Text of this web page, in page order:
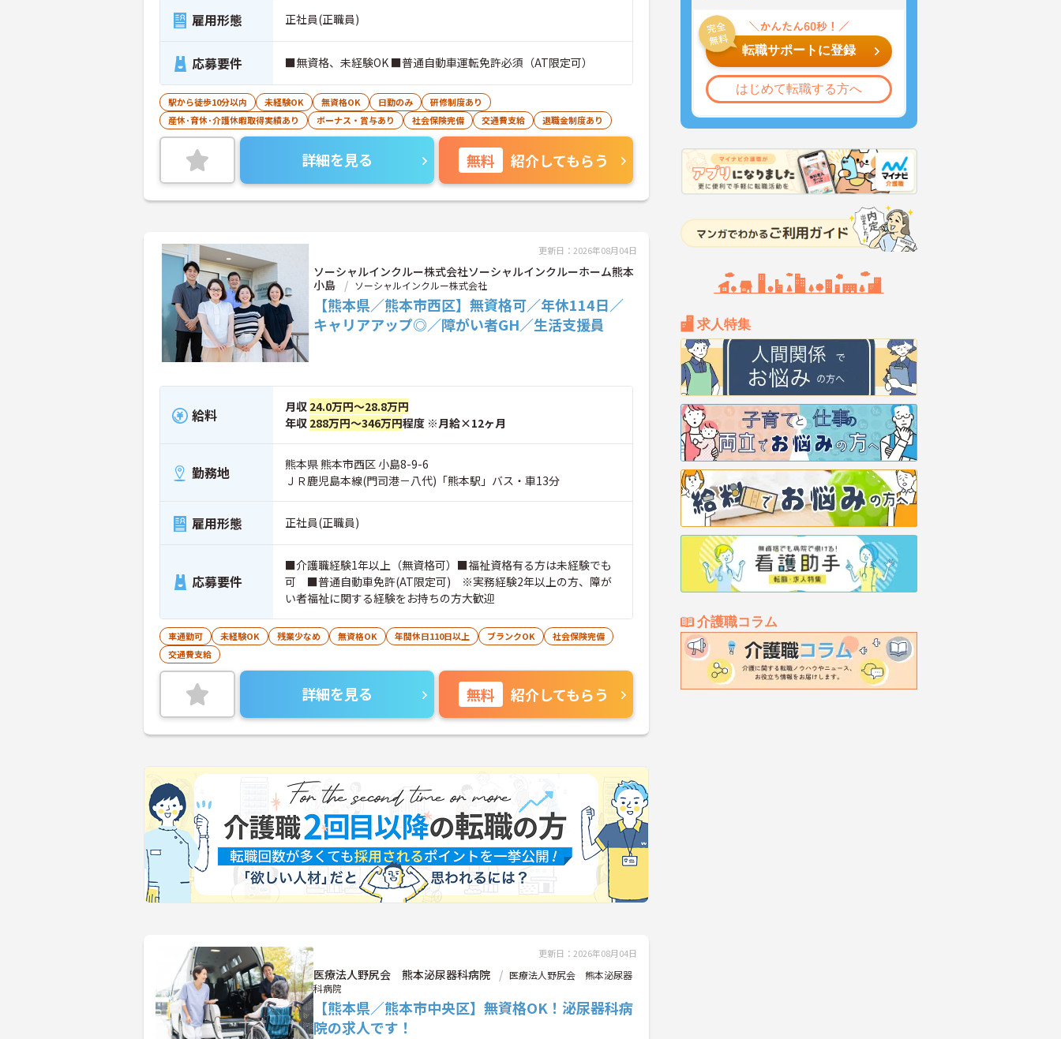
転職サポートに登録
はじめて転職する方へ
求人特集
介護職コラム
雇用形態 正社員(正職員)
応募要件 ■無資格、未経験OK ■普通自動車運転免許必須（AT限定可）
駅から徒歩10分以内 未経験OK 無資格OK 日勤のみ
研修制度あり
産休･育休･介護休暇取得実績あり
ボーナス・賞与あり 社会保険完備 交通費支給 退職金制度あり
詳細を見る 無料 紹介してもらう
更新日：2026年08月04日
ソーシャルインクルー株式会社ソーシャルインクルーホーム熊本
小島
ソーシャルインクルー株式会社
【熊本県／熊本市西区】無資格可／年休114日／
キャリアアップ◎／障がい者GH／生活支援員
給料 月収 24.0万円～28.8万円
年収 288万円～346万円程度 ※月給×12ヶ月
勤務地
熊本県 熊本市西区 小島8-9-6
ＪＲ鹿児島本線(門司港－八代)「熊本駅」バス・車13分
雇用形態 正社員(正職員)
応募要件
■介護職経験1年以上（無資格可）■福祉資格有る方は未経験でも
可 ■普通自動車免許(AT限定可) ※実務経験2年以上の方、障が
い者福祉に関する経験をお持ちの方大歓迎
車通勤可 未経験OK 残業少なめ 無資格OK 年間休日110日以上 ブランクOK
社会保険完備
交通費支給
詳細を見る 無料 紹介してもらう
更新日：2026年08月04日
医療法人野尻会 熊本泌尿器科病院
医療法人野尻会 熊本泌尿器
科病院
【熊本県／熊本市中央区】無資格OK！泌尿器科病
院の求人です！